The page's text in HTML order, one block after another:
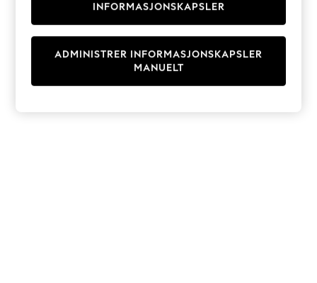
Dresses
Sets & Outfits
T-Shirts
ADMINISTRER INFORMASJONSKAPSLER
MANUELT
INFORMASJONSKAPSLER